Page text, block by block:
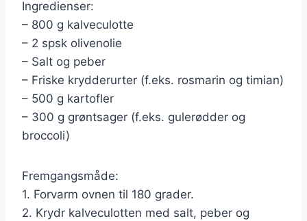
Ingredienser:
– 800 g kalveculotte
– 2 spsk olivenolie
– Salt og peber
– Friske krydderurter (f.eks. rosmarin og timian)
– 500 g kartofler
– 300 g grøntsager (f.eks. gulerødder og
broccoli)
Fremgangsmåde:
1. Forvarm ovnen til 180 grader.
2. Krydr kalveculotten med salt, peber og